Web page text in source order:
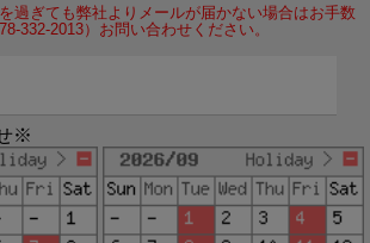
過ぎても弊社よりメールが届かない場合はお手数
332-2013）お問い合わせください。
※